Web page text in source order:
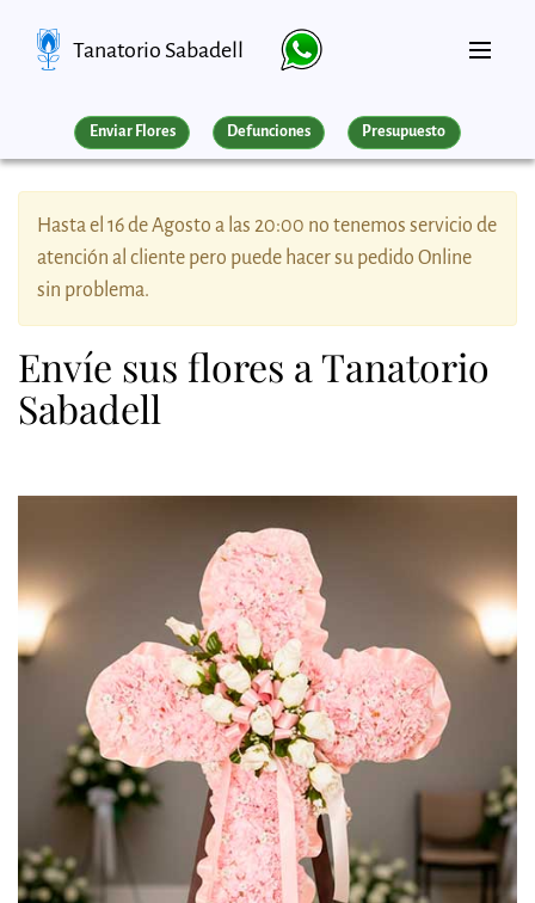
Tanatorio Sabadell
Enviar Flores Defunciones Presupuesto
Hasta el 16 de Agosto a las 20:00 no tenemos servicio de
atención al cliente pero puede hacer su pedido Online
sin problema.
Envíe sus flores a Tanatorio
Sabadell